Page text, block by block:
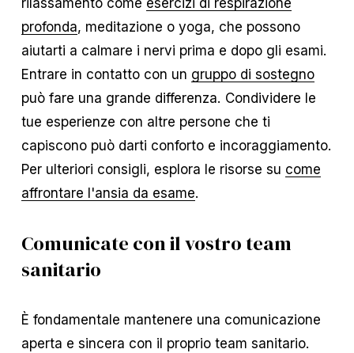
profonda, meditazione o yoga, che possono
aiutarti a calmare i nervi prima e dopo gli esami.
Entrare in contatto con un gruppo di sostegno
può fare una grande differenza. Condividere le
tue esperienze con altre persone che ti
capiscono può darti conforto e incoraggiamento.
Per ulteriori consigli, esplora le risorse su come
affrontare l'ansia da esame.
Comunicate con il vostro team
sanitario
È fondamentale mantenere una comunicazione
aperta e sincera con il proprio team sanitario.